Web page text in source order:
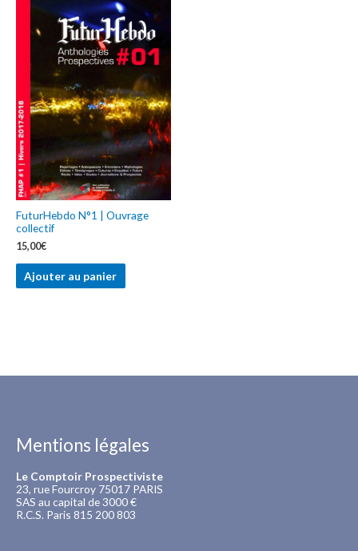
FuturHebdo N°1 | Ouvrage
collectif
15,00€
Ajouter au panier
Mentions légales
Le Comptoir Prospectiviste
23, rue Fourcroy 75017 PARIS
SAS au capital de 3000 €
R.C.S. Paris 815 200 803